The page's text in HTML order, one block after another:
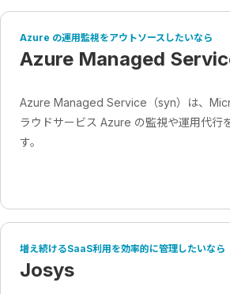
Azure の運用監視をアウトソースしたいなら
Azure Managed
Azure Managed Service（syn）は、
ラウドサービス Azure の監視や運用代行
す。
増え続けるSaaS利用を効率的に管理したいなら
Josys